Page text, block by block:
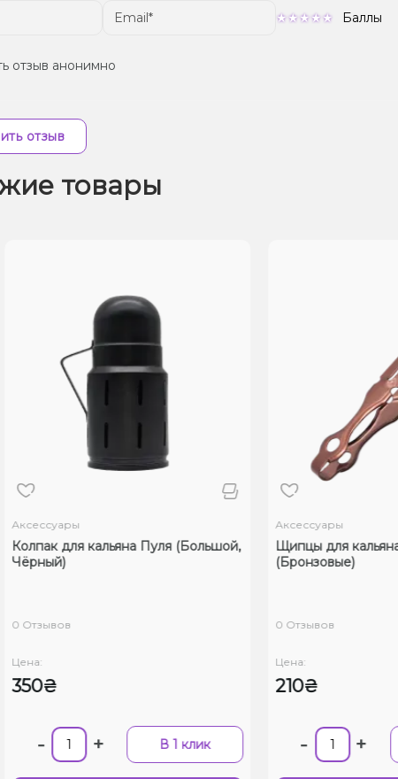
Баллы
отзыв анонимно
отзыв
товары
Аксессуары
Колпак для кальяна Пуля (Большой,
Чёрный)
0 Отзывов
Цена:
350₴
- + В 1 клик
Аксессуары
Щипцы для
(Бронзовые)
0 Отзывов
Цена:
210₴
- +